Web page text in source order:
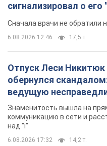
сигнализировал о
Сначала врачи не обратили
6.08.2026 12:46 17,5 т.
Отпуск Леси Никитюк
обернулся
ведущую
Знаменитость вышла на
коммуникацию в сети и
над "i"
6.08.2026 17:32 14,2 т.